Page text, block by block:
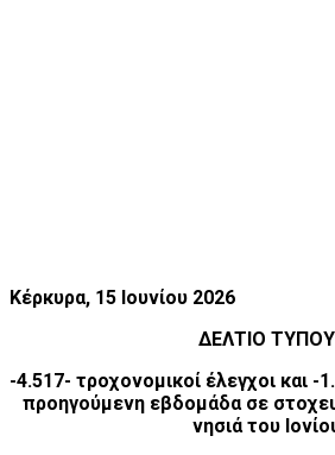
Κέρκυρα, 15 Ιουνίου 2026
ΔΕΛΤΙΟ ΤΥΠΟΥ
-4.517- τροχονομικοί έλεγχοι και -
προηγούμενη εβδομάδα σε
νησιά του